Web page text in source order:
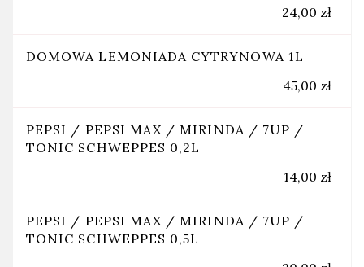
24,00 zł
DOMOWA LEMONIADA CYTRYNOWA 1L
45,00 zł
PEPSI / PEPSI MAX / MIRINDA / 7UP /
TONIC SCHWEPPES 0,2L
14,00 zł
PEPSI / PEPSI MAX / MIRINDA / 7UP /
TONIC SCHWEPPES 0,5L